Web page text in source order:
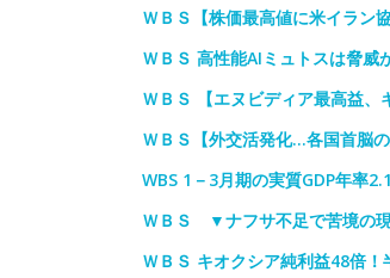
ＷＢＳ【株価最高値に米イラン
ＷＢＳ 高性能AIミュトスは脅威
ＷＢＳ 【エヌビディア最高益
ＷＢＳ【外交活発化…各国首脳の
WBS 1－3月期の実質GDP年率
ＷＢＳ ▼ナフサ不足で苦境の
ＷＢＳ キオクシア純利益48倍